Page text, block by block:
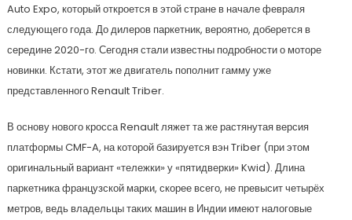
Auto Expo, который откроется в этой стране в начале февраля
следующего года. До дилеров паркетник, вероятно, доберется в
середине 2020-го. Сегодня стали известны подробности о моторе
новинки. Кстати, этот же двигатель пополнит гамму уже
представленного Renault Triber.
В основу нового кросса Renault ляжет та же растянутая версия
платформы CMF-A, на которой базируется вэн Triber (при этом
оригинальный вариант «тележки» у «пятидверки» Kwid). Длина
паркетника французской марки, скорее всего, не превысит четырёх
метров, ведь владельцы таких машин в Индии имеют налоговые